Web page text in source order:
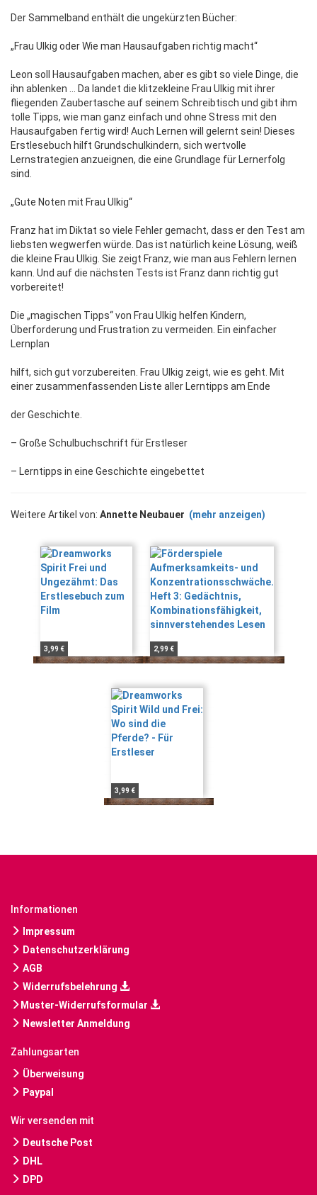
Der Sammelband enthält die ungekürzten Bücher:
„Frau Ulkig oder Wie man Hausaufgaben richtig macht“
Leon soll Hausaufgaben machen, aber es gibt so viele Dinge, die
ihn ablenken … Da landet die klitzekleine Frau Ulkig mit ihrer
fliegenden Zaubertasche auf seinem Schreibtisch und gibt ihm
tolle Tipps, wie man ganz einfach und ohne Stress mit den
Hausaufgaben fertig wird! Auch Lernen will gelernt sein! Dieses
Erstlesebuch hilft Grundschulkindern, sich wertvolle
Lernstrategien anzueignen, die eine Grundlage für Lernerfolg
sind.
„Gute Noten mit Frau Ulkig“
Franz hat im Diktat so viele Fehler gemacht, dass er den Test am
liebsten wegwerfen würde. Das ist natürlich keine Lösung, weiß
die kleine Frau Ulkig. Sie zeigt Franz, wie man aus Fehlern lernen
kann. Und auf die nächsten Tests ist Franz dann richtig gut
vorbereitet!
Die „magischen Tipps“ von Frau Ulkig helfen Kindern,
Überforderung und Frustration zu vermeiden. Ein einfacher
Lernplan
hilft, sich gut vorzubereiten. Frau Ulkig zeigt, wie es geht. Mit
einer zusammenfassenden Liste aller Lerntipps am Ende
der Geschichte.
– Große Schulbuchschrift für Erstleser
– Lerntipps in eine Geschichte eingebettet
Weitere Artikel von: Annette Neubauer (mehr anzeigen)
3,99 € 2,99 €
3,99 €
Informationen
Impressum
Datenschutzerklärung
AGB
Widerrufsbelehrung
Muster-Widerrufsformular
Newsletter Anmeldung
Zahlungsarten
Überweisung
Paypal
Wir versenden mit
Deutsche Post
DHL
DPD